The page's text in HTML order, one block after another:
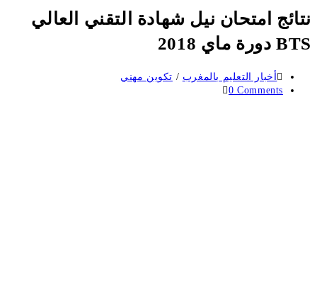
نتائج امتحان نيل شهادة التقني العالي
BTS دورة ماي 2018
Post
category:
أخبار التعليم بالمغرب / تكوين مهني
Post
0 Comments